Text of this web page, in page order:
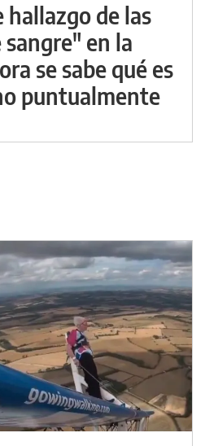
de las
en la
se sabe qué es
puntualmente